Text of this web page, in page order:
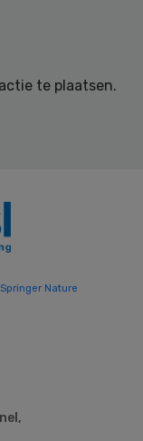
te plaatsen.
Springer Nature